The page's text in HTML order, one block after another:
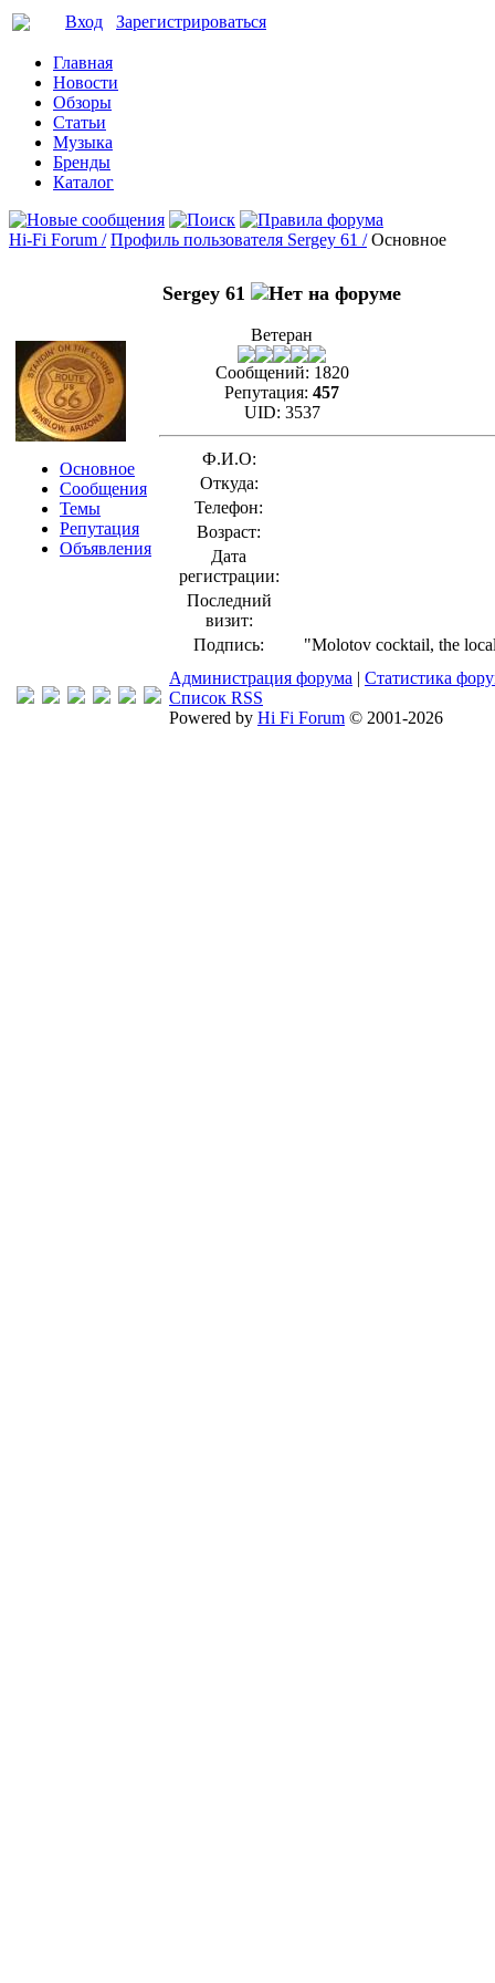
Вход Зарегистрироваться
Главная
Новости
Обзоры
Статьи
Музыка
Бренды
Каталог
Hi-Fi Forum / Профиль пользователя Sergey 61 / Основное
Основное
Сообщения
Темы
Репутация
Объявления
Sergey 61
Ветеран
Сообщений: 1820
Репутация: 457
UID: 3537
Ф.И.О:
Откуда:
Телефон:
Возраст:
Дата
регистрации:
Последний
визит:
Подпись:
"Molotov cocktail, the
Администрация форума | Статистика
Список RSS
Powered by Hi Fi Forum © 2001-2026